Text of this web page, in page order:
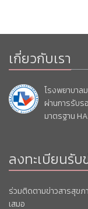
เกี่ยวกับเรา
โรงพยาบาล
ผ่านการรับ
มาตรฐาน
ลงทะเบียนรับ
ร่วมติดตามข่าวสารสุข
เสมอ